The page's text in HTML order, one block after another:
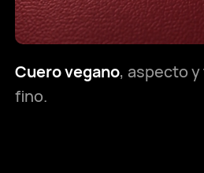
Cuero vegano, aspecto
fino.